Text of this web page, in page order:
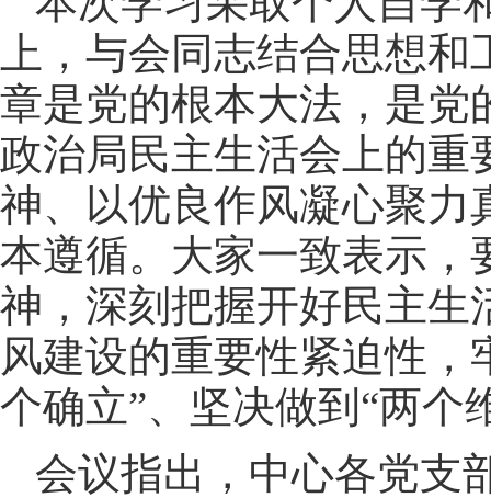
上，与会同志结合思想
章是党的根本大法，是党
政治局民主生活会上的重
神、以优良作风凝心聚力
本遵循。大家一致表示，
神，深刻把握开好民主生
风建设的重要性紧迫性
个确立”、坚决做到“两个
会议指出，中心各党支